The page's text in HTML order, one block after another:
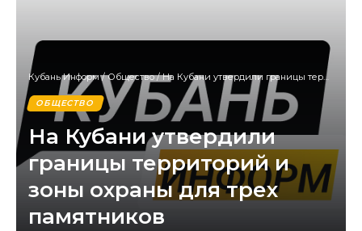
Кубань Информ/Общество/На Кубани утвердили границы территорий и зоны охраны для трех памятников
ОБЩЕСТВО
На Кубани утвердили
границы территорий и
зоны охраны для трех
памятников